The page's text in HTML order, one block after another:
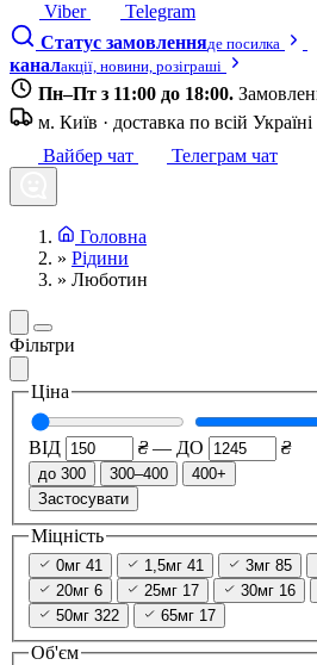
Viber
Telegram
Статус замовленняде посилка
каналакції, новини, розіграші
Пн–Пт з 11:00 до 18:00.
м. Київ · доставка по всій Україні
Вайбер чат
Телеграм чат
Головна
» Рідини
» Люботин
Фільтри
Ціна
ВІД ₴ — ДО ₴
до 300 300–400
400+
Застосувати
Міцність
0мг 41 1,5мг 41 3мг 85
20мг 6 25мг 17 30мг 16
50мг 322 65мг 17
Об'єм